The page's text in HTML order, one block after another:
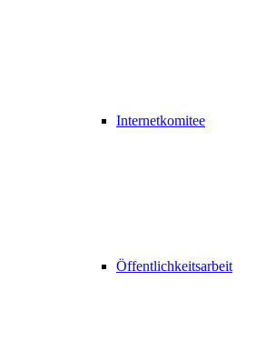
Internetkomitee
Öffentlichkeitsarbeit